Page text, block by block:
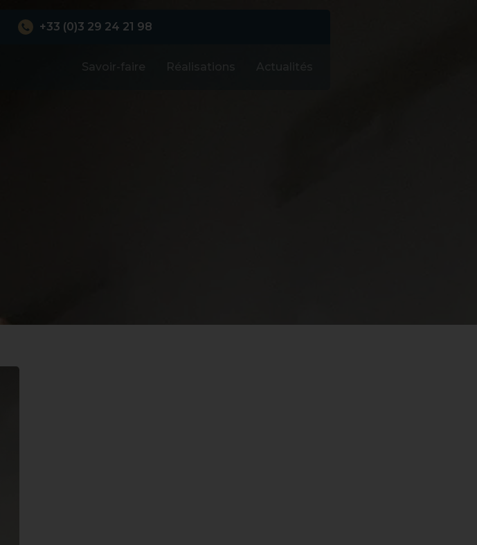
+33 (0)3 29 24 21 98
Savoir-faire Réalisations